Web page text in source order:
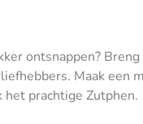
ontsnappen?
Maak een
prachtige Zutphen.